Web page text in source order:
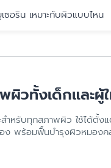
ซอริน เหมาะกับผิวแบบไหน
ผิวทั้งเด็กและ
ำหรับทุกสภาพผิว ใช้ได้ตั้
พร้อมฟื้นบำรุงผิวหมองคล้